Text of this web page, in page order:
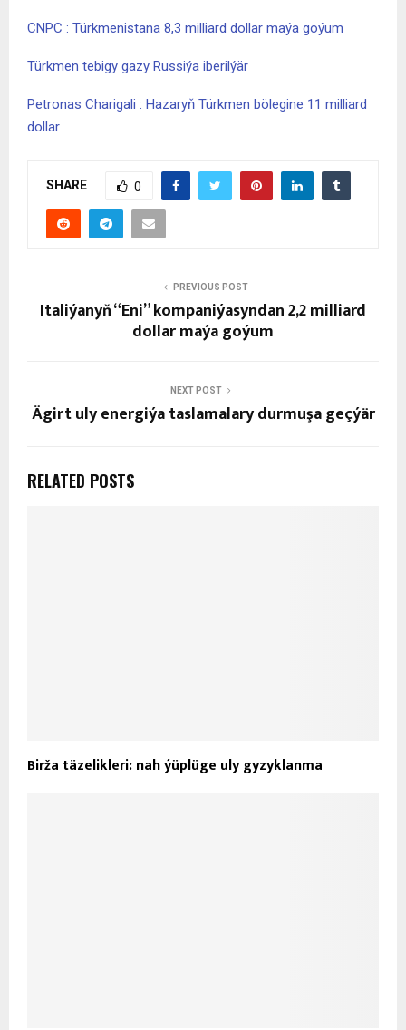
CNPC : Türkmenistana 8,3 milliard dollar maýa goýum
Türkmen tebigy gazy Russiýa iberilýär
Petronas Charigali : Hazaryň Türkmen bölegine 11 milliard
dollar
SHARE 0
PREVIOUS POST
Italiýanyň “Eni” kompaniýasyndan 2,2 milliard
dollar maýa goýum
NEXT POST
Ägirt uly energiýa taslamalary durmuşa geçýär
RELATED POSTS
Birža täzelikleri: nah ýüplüge uly gyzyklanma